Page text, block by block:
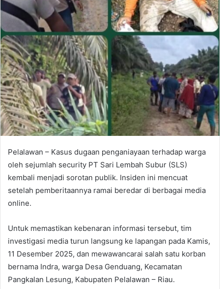
Pelalawan – Kasus dugaan penganiayaan terhadap warga
oleh sejumlah security PT Sari Lembah Subur (SLS)
kembali menjadi sorotan publik. Insiden ini mencuat
setelah pemberitaannya ramai beredar di berbagai media
online.
Untuk memastikan kebenaran informasi tersebut, tim
investigasi media turun langsung ke lapangan pada Kamis,
11 Desember 2025, dan mewawancarai salah satu korban
bernama Indra, warga Desa Genduang, Kecamatan
Pangkalan Lesung, Kabupaten Pelalawan – Riau.